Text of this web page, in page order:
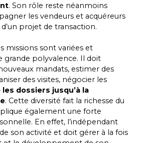
. Son rôle reste néanmoins
les vendeurs et acquéreurs
projet de transaction.
missions sont variées et
grande polyvalence. Il doit
mandats, estimer des
des visites, négocier les
dossiers jusqu’à la
. Cette diversité fait la richesse du
également une forte
En effet, l’indépendant
son activité et doit gérer à la fois